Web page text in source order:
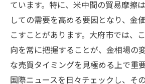
ています。特に、米中間の貿易摩擦
しての需要を高める要因となり、金
こすことがあります。大府市では、
向を常に把握することが、金相場の
な売買タイミングを見極める上で重
国際ニュースを日々チェックし、そ